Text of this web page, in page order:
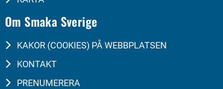
Om Smaka Sverige
KAKOR (COOKIES) PÅ WEBBPLATSEN
KONTAKT
PRENUMERERA